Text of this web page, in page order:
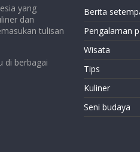
yang
dan
tulisan
di berbagai
Berita
Pengalaman
Wisata
Tips
Kuliner
Seni budaya